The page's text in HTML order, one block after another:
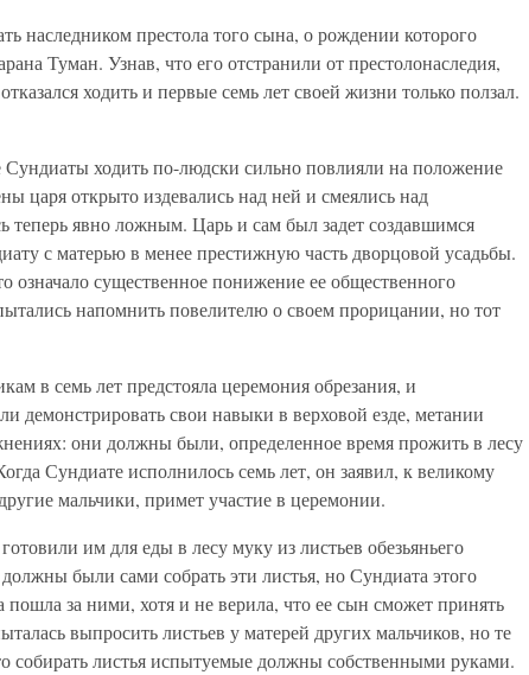
наследником престола того сына, о рождении которого
Туман. Узнав, что его отстранили от престолонаследия,
ходить и первые семь лет своей жизни только ползал.
ходить по-людски сильно повлияли на положение
царя открыто издевались над ней и смеялись над
теперь явно ложным. Царь и сам был задет создавшимся
с матерью в менее престижную часть дворцовой усадьбы.
означало существенное понижение ее общественного
напомнить повелителю о своем прорицании, но тот
в семь лет предстояла церемония обрезания, и
демонстрировать свои навыки в верховой езде, метании
они должны были, определенное время прожить в лесу
Сундиате исполнилось семь лет, он заявил, к великому
мальчики, примет участие в церемонии.
им для еды в лесу муку из листьев обезьяньего
были сами собрать эти листья, но Сундиата этого
пошла за ними, хотя и не верила, что ее сын сможет принять
выпросить листьев у матерей других мальчиков, но те
собирать листья испытуемые должны собственными руками.